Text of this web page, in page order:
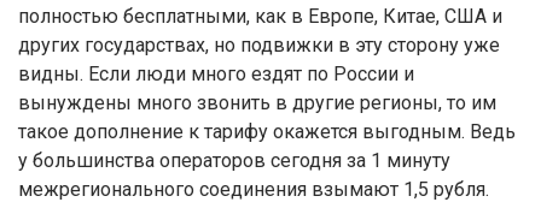
полностью бесплатными, как в Европе, Китае, США и
других государствах, но подвижки в эту сторону уже
видны. Если люди много ездят по России и
вынуждены много звонить в другие регионы, то им
такое дополнение к тарифу окажется выгодным. Ведь
у большинства операторов сегодня за 1 минуту
межрегионального соединения взымают 1,5 рубля.